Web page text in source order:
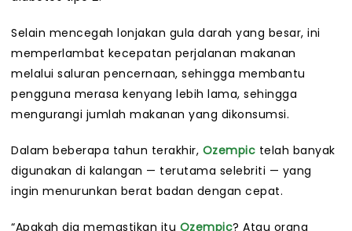
Selain mencegah lonjakan gula darah yang besar, ini
memperlambat kecepatan perjalanan makanan
melalui saluran pencernaan, sehingga membantu
pengguna merasa kenyang lebih lama, sehingga
mengurangi jumlah makanan yang dikonsumsi.
Dalam beberapa tahun terakhir, Ozempic telah banyak
digunakan di kalangan — terutama selebriti — yang
ingin menurunkan berat badan dengan cepat.
“Apakah dia memastikan itu Ozempic? Atau orang